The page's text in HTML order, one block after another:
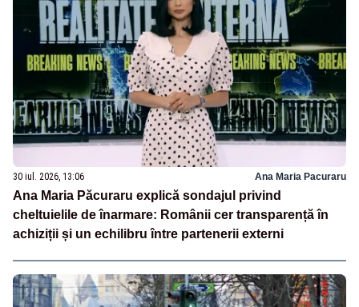
30 iul. 2026, 13:06 Ana Maria Pacuraru
Ana Maria Păcuraru explică sondajul privind
cheltuielile de înarmare: Românii cer transparență în
achiziții și un echilibru între partenerii externi